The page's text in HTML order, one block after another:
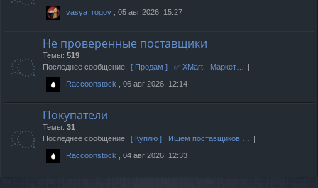
vasya_rogov , 05 авг 2026, 15:27
Не проверенные поставщики
Темы: 519
Последнее сообщение: [ Продам ] ✅ XMart - Маркет…
Raccoonstock , 06 авг 2026, 12:14
Покупатели
Темы: 31
Последнее сообщение: [ Куплю ] Ищем поставщиков …
Raccoonstock , 04 авг 2026, 12:33